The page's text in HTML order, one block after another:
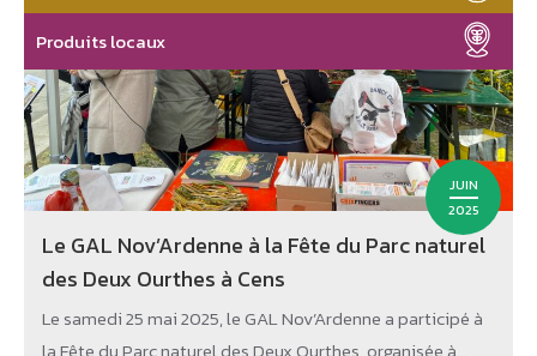
JUIN
2025
Produits locaux
Le GAL Nov’Ardenne à la Fête du Parc naturel
des Deux Ourthes à Cens
Le samedi 25 mai 2025, le GAL Nov’Ardenne a participé à